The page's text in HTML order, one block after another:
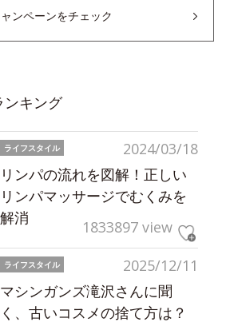
ンペーンをチェック
ンキング
2024/03/18
ライフスタイル
リンパの流れを図解！正しい
リンパマッサージでむくみを
解消
1833897 view
2025/12/11
ライフスタイル
マシンガンズ滝沢さんに聞
く、古いコスメの捨て方は？